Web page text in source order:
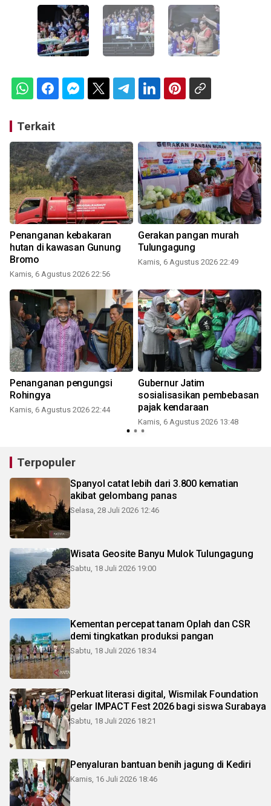
Terkait
Penanganan kebakaran
hutan di kawasan Gunung
Bromo
Kamis, 6 Agustus 2026 22:56
Gerakan pangan murah
Tulungagung
Kamis, 6 Agustus 2026 22:49
Penanganan pengungsi
Rohingya
Kamis, 6 Agustus 2026 22:44
Gubernur Jatim
sosialisasikan pembebasan
pajak kendaraan
Kamis, 6 Agustus 2026 13:48
Terpopuler
Spanyol catat lebih dari 3.800 kematian
akibat gelombang panas
Selasa, 28 Juli 2026 12:46
Wisata Geosite Banyu Mulok Tulungagung
Sabtu, 18 Juli 2026 19:00
Kementan percepat tanam Oplah dan CSR
demi tingkatkan produksi pangan
Sabtu, 18 Juli 2026 18:34
Perkuat literasi digital, Wismilak Foundation
gelar IMPACT Fest 2026 bagi siswa Surabaya
Sabtu, 18 Juli 2026 18:21
Penyaluran bantuan benih jagung di Kediri
Kamis, 16 Juli 2026 18:46